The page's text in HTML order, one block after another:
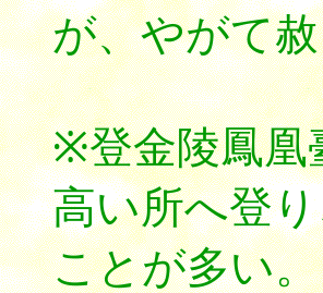
が、やがて
※登金陵鳳凰
高い所へ登
ことが多い